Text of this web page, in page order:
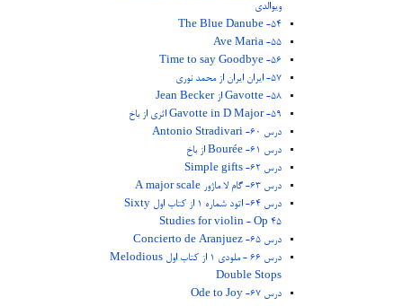
ویوالدی
54- The Blue Danube
55- Ave Maria
56- Time to say Goodbye
57- ایران ایران از محمد نوری
58- Gavotte از Jean Becker
59- Gavotte in D Major اثری از باخ
درس 60- Antonio Stradivari
درس 61- Bourée از باخ
درس 62- Simple gifts
درس 63- گام لا ماژور A major scale
درس 64- اتود شماره 1 از کتاب اول Sixty
Studies for violin - Op 45
درس 65- Concierto de Aranjuez
درس 66 - ملودی 1 از کتاب اول Melodious
Double Stops
درس 67- Ode to Joy